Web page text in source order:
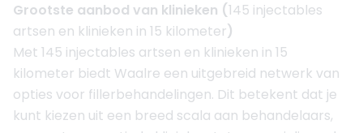
Grootste aanbod van klinieken (145 injectables
artsen en klinieken in 15 kilometer)
Met 145 injectables artsen en klinieken in 15
kilometer biedt Waalre een uitgebreid netwerk van
opties voor fillerbehandelingen. Dit betekent dat je
kunt kiezen uit een breed scala aan behandelaars,